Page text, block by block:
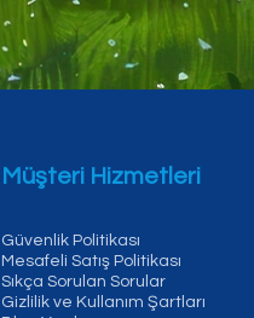
Müşteri Hizmetleri
Güvenlik Politikası
Mesafeli Satış Politikası
Sıkça Sorulan Sorular
Gizlilik ve Kullanım Şartları